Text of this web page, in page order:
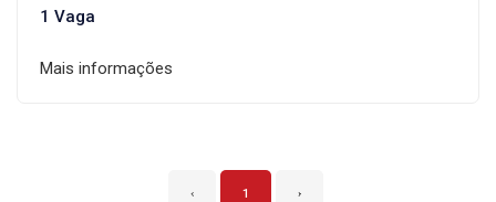
1 Vaga
Mais informações
‹ 1 ›